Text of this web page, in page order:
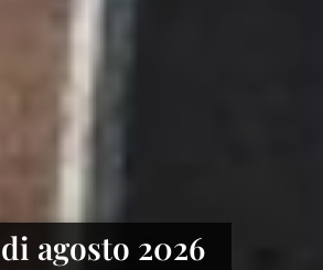
agosto 2026